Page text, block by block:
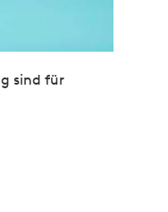
sind für